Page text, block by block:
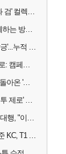
'문명 VII' 한국사 담은 '붓과 검' 컬렉션 파트 2 출시
'XBOX Game Pass'와 함께하는 방구석 피서 게임 4종!
드래곤소드, 스팀 평가 '압긍'...누적 판매량 20만장 돌파
명작의 아쉬운 귀환 '헤일로: 캠페인 이볼브드'
싱글 패키지라는 점 찍고 돌아온 '드래곤소드: 어웨이크닝'
메타크리틱 83점, '어센드 투 제로' 정식 출시!
고개 숙인 T1 임재현 감독대행, "이른 탈락에 죄송한 마음 뿐"
포기하지 않는 집념 보여준 KC, T1 잡았다